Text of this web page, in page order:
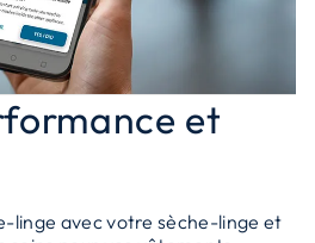
et
linge avec votre sèche-linge et